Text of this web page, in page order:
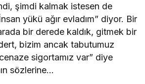
şimdi kalmak istesen de
yükü ağır evladım” diyor. Bir
bir derede kaldık, gitmek bir
bizim ancak tabutumuz
sigortamız var” diye
sözlerine…